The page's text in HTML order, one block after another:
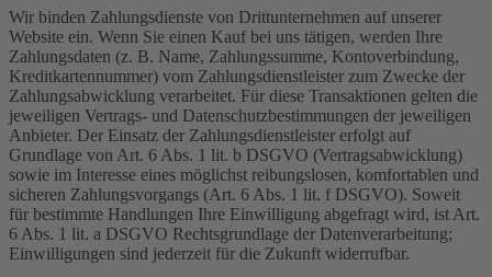
Wir binden Zahlungsdienste von Drittunternehmen auf unserer
Website ein. Wenn Sie einen Kauf bei uns tätigen, werden Ihre
Zahlungsdaten (z. B. Name, Zahlungssumme, Kontoverbindung,
Kreditkartennummer) vom Zahlungsdienstleister zum Zwecke der
Zahlungsabwicklung verarbeitet. Für diese Transaktionen gelten die
jeweiligen Vertrags- und Datenschutzbestimmungen der jeweiligen
Anbieter. Der Einsatz der Zahlungsdienstleister erfolgt auf
Grundlage von Art. 6 Abs. 1 lit. b DSGVO (Vertragsabwicklung)
sowie im Interesse eines möglichst reibungslosen, komfortablen und
sicheren Zahlungsvorgangs (Art. 6 Abs. 1 lit. f DSGVO). Soweit
für bestimmte Handlungen Ihre Einwilligung abgefragt wird, ist Art.
6 Abs. 1 lit. a DSGVO Rechtsgrundlage der Datenverarbeitung;
Einwilligungen sind jederzeit für die Zukunft widerrufbar.